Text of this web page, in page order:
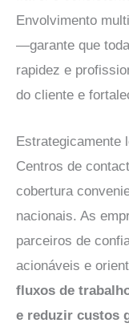
Envolvimento
—garante que
rapidez e
do cliente e
Estrategicamente
Centros de
cobertura
nacionais. As
parceiros de
acionáveis e
fluxos de
e reduzir custos